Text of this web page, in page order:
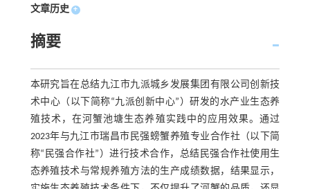
文章历史 +
摘要
本研究旨在总结九江市九派城乡发展集团有限公司创新技
术中心（以下简称“九派创新中心”）研发的水产业生态养
殖技术，在河蟹池塘生态养殖实践中的应用效果。通过
2023年与九江市瑞昌市民强螃蟹养殖专业合作社（以下简
称“民强合作社”）进行技术合作，总结民强合作社使用生
态养殖技术与常规养殖方法的生产成绩数据，结果显示，